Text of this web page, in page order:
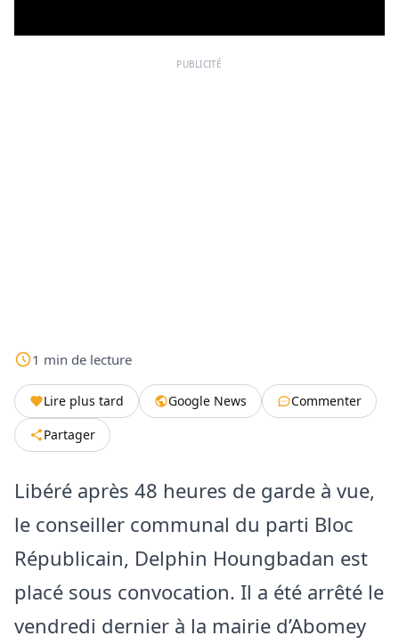
PUBLICITÉ
1 min de lecture
Lire plus tard Google News
Commenter
Partager
Libéré après 48 heures de garde à vue,
le conseiller communal du parti Bloc
Républicain, Delphin Houngbadan est
placé sous convocation. Il a été arrêté le
vendredi dernier à la mairie d’Abomey